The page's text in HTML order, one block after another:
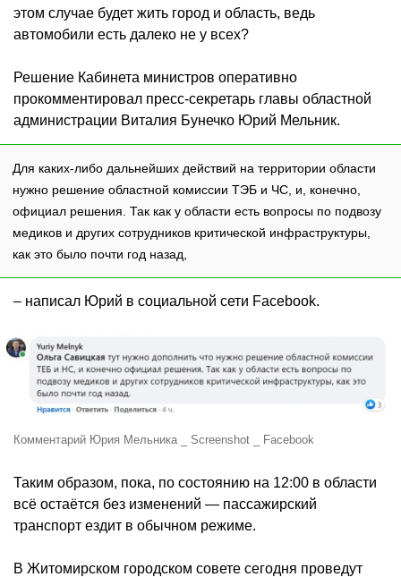
этом случае будет жить город и область, ведь
автомобили есть далеко не у всех?
Решение Кабинета министров оперативно
прокомментировал пресс-секретарь главы областной
администрации Виталия Бунечко Юрий Мельник.
Для каких-либо дальнейших действий на территории области
нужно решение областной комиссии ТЭБ и ЧС, и, конечно,
официал решения. Так как у области есть вопросы по подвозу
медиков и других сотрудников критической инфраструктуры,
как это было почти год назад,
– написал Юрий в социальной сети Facebook.
Комментарий Юрия Мельника Screenshot _ Facebook
Таким образом, пока, по состоянию на 12:00 в области
всё остаётся без изменений — пассажирский
транспорт ездит в обычном режиме.
В Житомирском городском совете сегодня проведут